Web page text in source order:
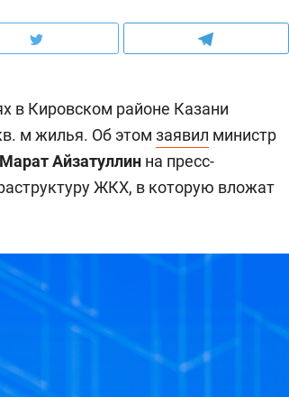
в Кировском районе Казани
м жилья. Об этом заявил министр
Марат Айзатуллин на пресс-
ЖКХ, в которую вложат